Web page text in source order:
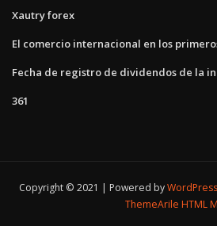
Xautry forex
El comercio internacional en los
Fecha de registro de dividendos de la
361
Copyright © 2021 | Powered byWordPress
ThemeArile HTML